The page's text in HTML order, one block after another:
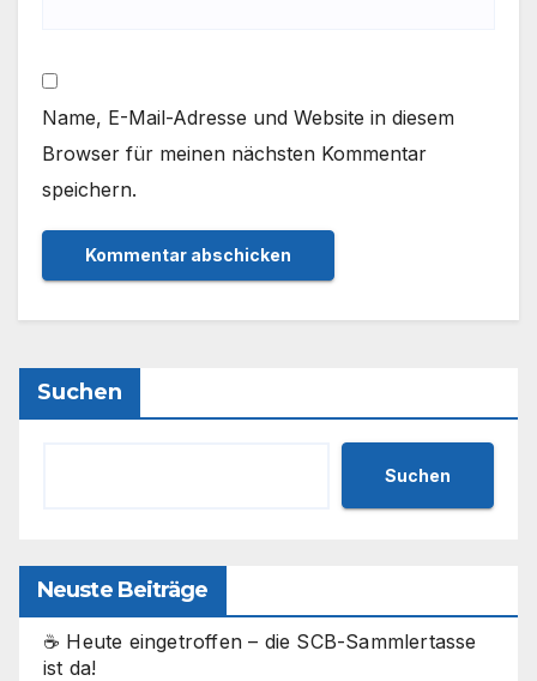
Name, E-Mail-Adresse und Website in diesem
Browser für meinen nächsten Kommentar
speichern.
Suchen
Suchen
Neuste Beiträge
☕ Heute eingetroffen – die SCB-Sammlertasse
ist da!